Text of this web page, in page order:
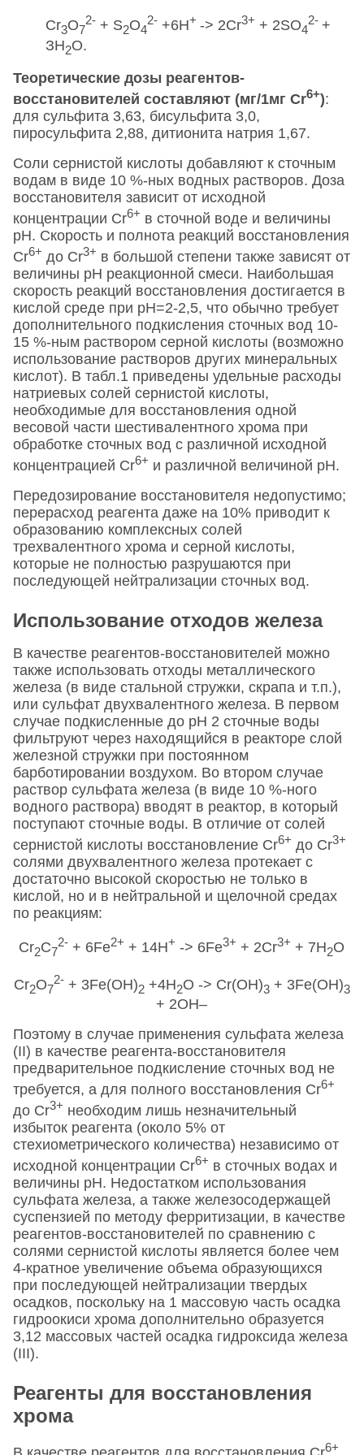
Сr3О7
2- + S2O4
2- +6Н+ -> 2Cr3+ + 2SO4
2- +
ЗН2О.
Теоретические дозы реагентов-
восстановителей составляют (мг/1мг Сr6+):
для сульфита 3,63, бисульфита 3,0,
пиросульфита 2,88, дитионита натрия 1,67.
Соли сернистой кислоты добавляют к сточным
водам в виде 10 %-ных водных растворов. Доза
восстановителя зависит от исходной
концентрации Сr6+ в сточной воде и величины
pH. Скорость и полнота реакций восстановления
Сr6+ до Сr3+ в большой степени также зависят от
величины pH реакционной смеси. Наибольшая
скорость реакций восстановления достигается в
кислой среде при рН=2-2,5, что обычно требует
дополнительного подкисления сточных вод 10-
15 %-ным раствором серной кислоты (возможно
использование растворов других минеральных
кислот). В табл.1 приведены удельные расходы
натриевых солей сернистой кислоты,
необходимые для восстановления одной
весовой части шестивалентного хрома при
обработке сточных вод с различной исходной
концентрацией Сr6+ и различной величиной pH.
Передозирование восстановителя недопустимо;
перерасход реагента даже на 10% приводит к
образованию комплексных солей
трехвалентного хрома и серной кислоты,
которые не полностью разрушаются при
последующей нейтрализации сточных вод.
Использование отходов железа
В качестве реагентов-восстановителей можно
также использовать отходы металлического
железа (в виде стальной стружки, скрапа и т.п.),
или сульфат двухвалентного железа. В первом
случае подкисленные до pH 2 сточные воды
фильтруют через находящийся в реакторе слой
железной стружки при постоянном
барботировании воздухом. Во втором случае
раствор сульфата железа (в виде 10 %-ного
водного раствора) вводят в реактор, в который
поступают сточные воды. В отличие от солей
сернистой кислоты восстановление Сr6+ до Сr3+
солями двухвалентного железа протекает с
достаточно высокой скоростью не только в
кислой, но и в нейтральной и щелочной средах
по реакциям:
Сr2С7
2- + 6Fe2+ + 14Н+ -> 6Fe3+ + 2Сr3+ + 7Н2О
Сr2О7
2-+ 3Fe(OH)2+4Н2О -> Сr(ОН)3+ 3Fe(OH)3
+ 2OН–
Поэтому в случае применения сульфата железа
(II) в качестве реагента-восстановителя
предварительное подкисление сточных вод не
требуется, а для полного восстановления Сr6+
до Сr3+ необходим лишь незначительный
избыток реагента (около 5% от
стехиометрического количества) независимо от
исходной концентрации Сr6+ в сточных водах и
величины pH. Недостатком использования
сульфата железа, а также железосодержащей
суспензией по методу ферритизации, в качестве
реагентов-восстановителей по сравнению с
солями сернистой кислоты является более чем
4-кратное увеличение объема образующихся
при последующей нейтрализации твердых
осадков, поскольку на 1 массовую часть осадка
гидроокиси хрома дополнительно образуется
3,12 массовых частей осадка гидроксида железа
(III).
Реагенты для восстановления
хрома
6+